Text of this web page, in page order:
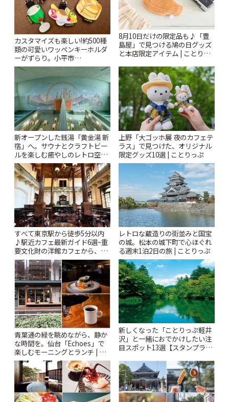
カスタマイズも楽しい!約500種
類の可愛いワッペンキーホルダ
ーがずらり。小平市
「Kimamaya T&K」 | ことりっ
8月10日だけの限定品も♪「豊
島屋」で見つける鳩の日グッズ
と本店限定アイテム | ことりっ
新オープンした銭湯「黄金湯 新
宿」へ。サウナとクラフトビー
ルを楽しむ癒やしのレトロ空間
| ことりっぷ
上野「大ゴッホ展 夜のカフェテ
ラス」で見つけた、オリジナル
限定グッズ10選 | ことりっぷ
すべて東京駅から徒歩5分以内
♪駅近カフェ最新ガイド6選~重
要文化財の洋館カフェから、改
札すぐのレトロ喫茶まで~ | こと
りっぷ
レトロな蔵造りの街並みと国宝
の城。松本の城下町で心ほぐれ
る週末1泊2日の旅 | ことりっぷ
青葉通の緑を眺めながら、静か
な時間を。仙台「Echoes」で
楽しむモーニングとランチ | こ
とりっぷ
新しくなった「ことりっぷ軽井
沢」と一緒におでかけしたい注
目スポット13選【スタンプラリ